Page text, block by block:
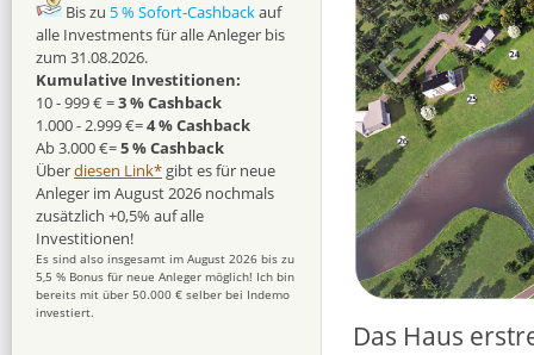
Das Haus
Bis zu 5 % Sofort-Cashbackauf
alle Investments für alle Anleger bis
zum 31.08.2026.
Kumulative Investitionen:
10 - 999 € =3 % Cashback
1.000 - 2.999 €=4 % Cashback
Ab 3.000 €=5 % Cashback
Überdiesen Link* gibt es für neue
Anleger im August 2026 nochmals
zusätzlich +0,5% auf alle
Investitionen!
Es sind also insgesamt im August 2026 bis zu
5,5 % Bonus für neue Anleger möglich! Ich bin
bereits mit über 50.000 € selber bei Indemo
investiert.